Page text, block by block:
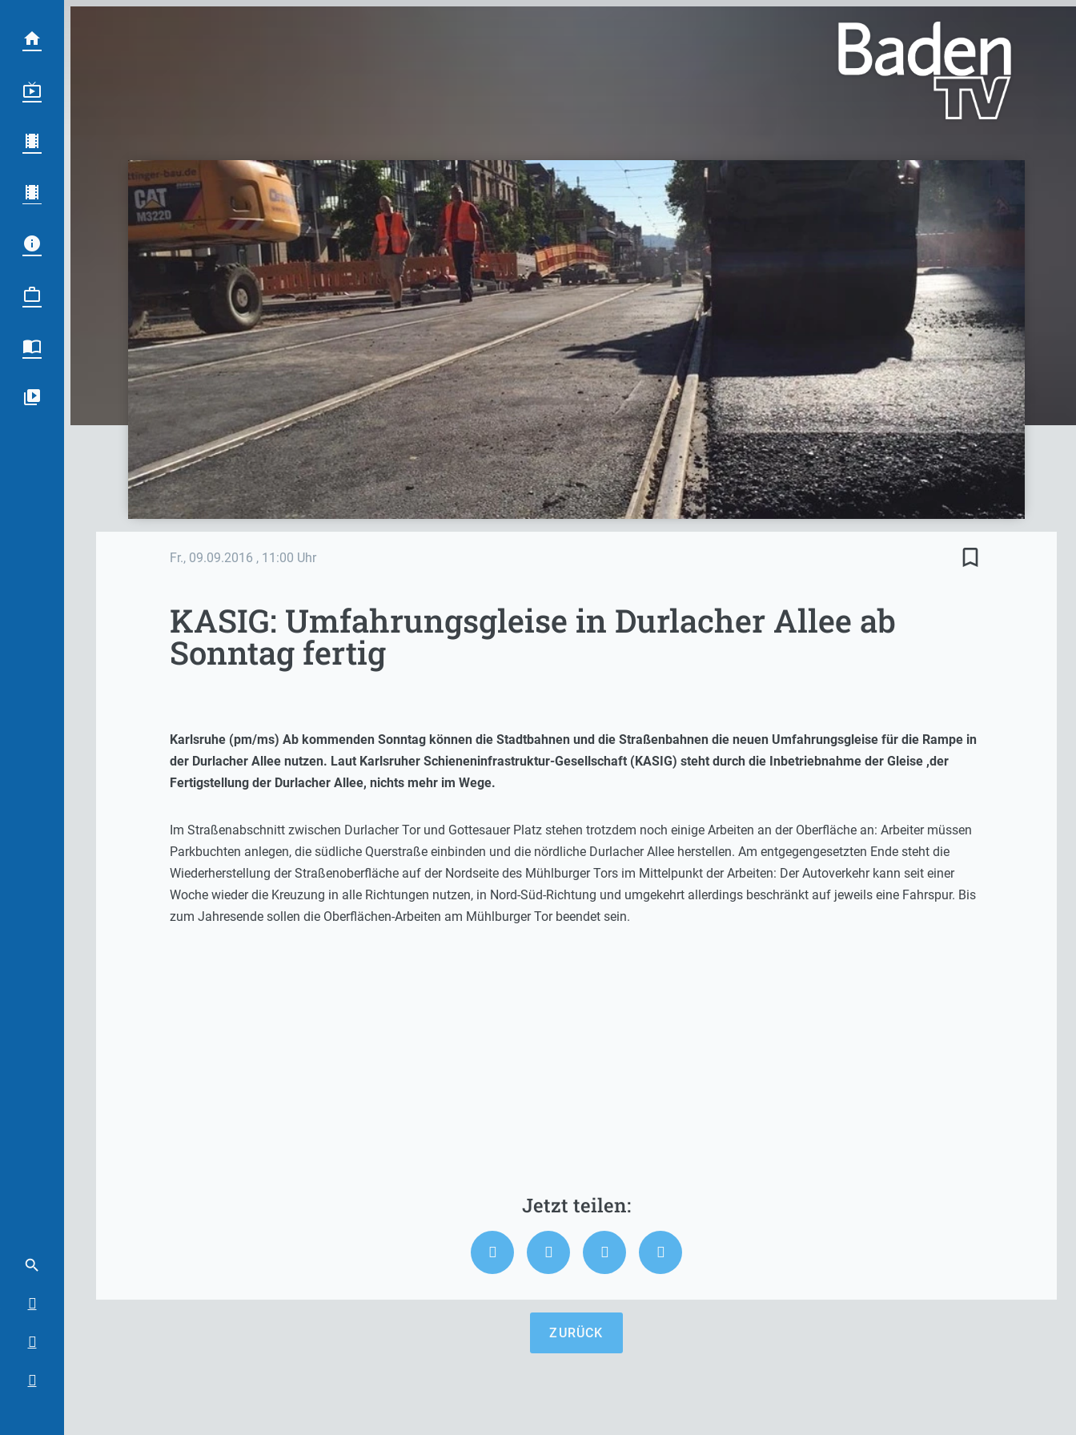
Fr., 09.09.2016 , 11:00 Uhr bookmark_border
KASIG: Umfahrungsgleise in Durlacher Allee ab
Sonntag fertig
Karlsruhe (pm/ms) Ab kommenden Sonntag können die Stadtbahnen und die Straßenbahnen die neuen Umfahrungsgleise für die Rampe in
der Durlacher Allee nutzen. Laut Karlsruher Schieneninfrastruktur-Gesellschaft (KASIG) steht durch die Inbetriebnahme der Gleise ,der
Fertigstellung der Durlacher Allee, nichts mehr im Wege.
Im Straßenabschnitt zwischen Durlacher Tor und Gottesauer Platz stehen trotzdem noch einige Arbeiten an der Oberfläche an: Arbeiter müssen
Parkbuchten anlegen, die südliche Querstraße einbinden und die nördliche Durlacher Allee herstellen. Am entgegengesetzten Ende steht die
Wiederherstellung der Straßenoberfläche auf der Nordseite des Mühlburger Tors im Mittelpunkt der Arbeiten: Der Autoverkehr kann seit einer
Woche wieder die Kreuzung in alle Richtungen nutzen, in Nord-Süd-Richtung und umgekehrt allerdings beschränkt auf jeweils eine Fahrspur. Bis
zum Jahresende sollen die Oberflächen-Arbeiten am Mühlburger Tor beendet sein.
ZURÜCK